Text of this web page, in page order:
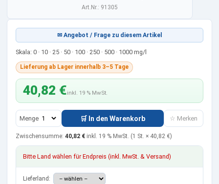
Art.Nr.: 91305
✉ Angebot / Frage zu diesem Artikel
Skala: 0 · 10 · 25 · 50 · 100 · 250 · 500 · 1000 mg/l
Lieferung ab Lager innerhalb 3–5 Tage
40,82 €inkl. 19 % MwSt.
Menge 🛒 In den Warenkorb ☆ Merken
Zwischensumme: 40,82 € inkl. 19 % MwSt. (1 St. × 40,82 €)
Bitte Land wählen für Endpreis (inkl. MwSt. & Versand)
Lieferland: